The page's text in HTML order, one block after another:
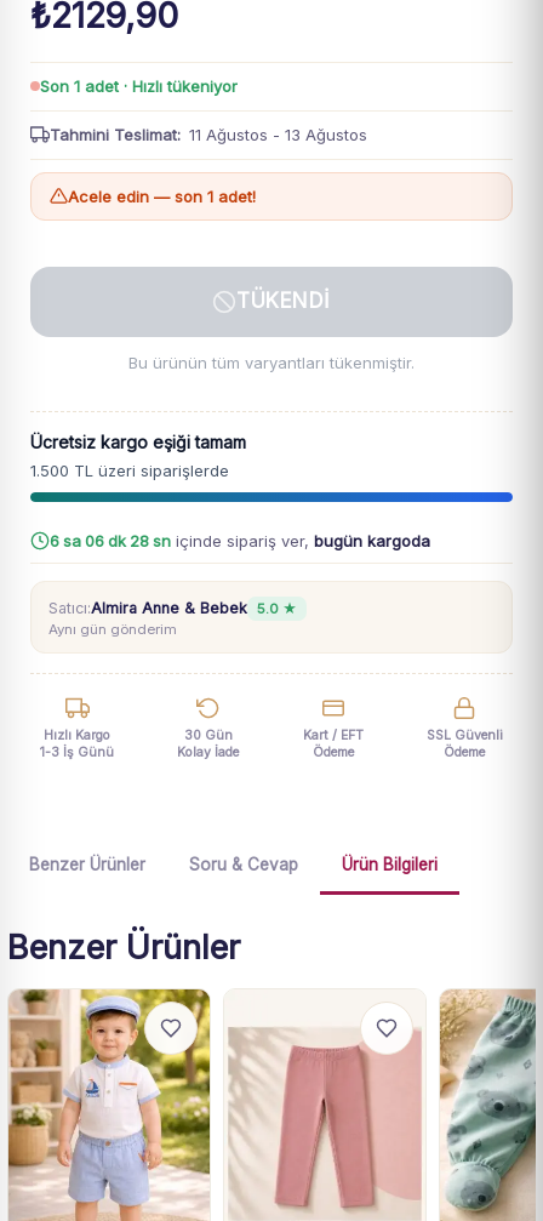
₺2129,90
Son 1 adet · Hızlı tükeniyor
Tahmini Teslimat: 11 Ağustos - 13 Ağustos
Acele edin — son 1 adet!
TÜKENDI
Bu ürünün tüm varyantları tükenmiştir.
Ücretsiz kargo eşiği tamam
1.500 TL üzeri siparişlerde
6 sa 06 dk 27 sn içinde sipariş ver,bugün kargoda
Satıcı:Almira Anne & Bebek 5.0 ★
Aynı gün gönderim
Hızlı Kargo
1-3 İş Günü
30 Gün
Kolay İade
Kart / EFT
Ödeme
SSL Güvenli
Ödeme
Benzer Ürünler Soru & Cevap Ürün Bilgileri
Benzer Ürünler